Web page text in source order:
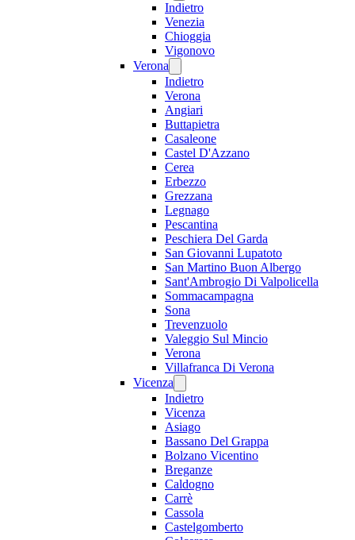
Indietro
Venezia
Chioggia
Vigonovo
Verona
Indietro
Verona
Angiari
Buttapietra
Casaleone
Castel D'Azzano
Cerea
Erbezzo
Grezzana
Legnago
Pescantina
Peschiera Del Garda
San Giovanni Lupatoto
San Martino Buon Albergo
Sant'Ambrogio Di Valpolicella
Sommacampagna
Sona
Trevenzuolo
Valeggio Sul Mincio
Verona
Villafranca Di Verona
Vicenza
Indietro
Vicenza
Asiago
Bassano Del Grappa
Bolzano Vicentino
Breganze
Caldogno
Carrè
Cassola
Castelgomberto